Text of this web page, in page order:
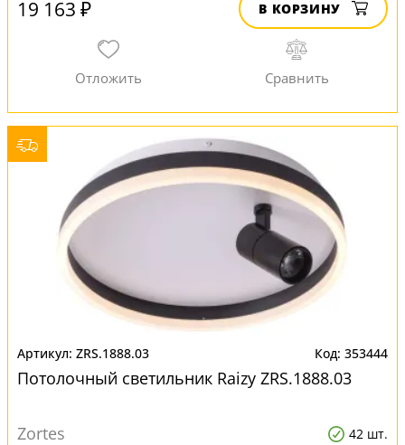
19 163 ₽ В КОРЗИНУ
ZRS.1888.03 353444
Потолочный светильник Raizy ZRS.1888.03
Zortes 42 шт.